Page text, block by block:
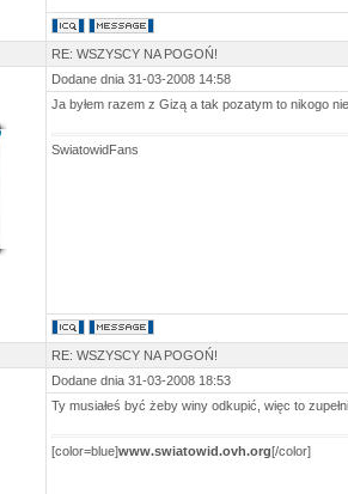
RE: WSZYSCY NA POGOŃ!
Dodane dnia 31-03-2008 14:58
Ja byłem razem z Gizą a tak pozatym to nikogo
SwiatowidFans
RE: WSZYSCY NA POGOŃ!
Dodane dnia 31-03-2008 18:53
Ty musiałeś być żeby winy odkupić, więc to
[color=blue]www.swiatowid.ovh.org[/color]